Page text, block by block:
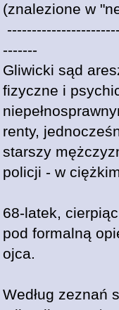
(znalezione w
-------
Gliwicki sąd
fizyczne i
renty,
starszy
policji - w
68-latek,
pod formalną
ojca.
Według zeznań